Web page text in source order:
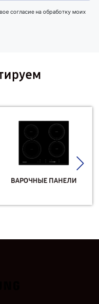
согласие на обработку моих
ВАРОЧНЫЕ ПАНЕЛИ